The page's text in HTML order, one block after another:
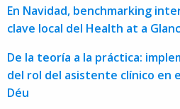
En Navidad, benchmarking
clave local del Health at a
De la teoría a la práctica:
del rol del asistente clínico en
Déu